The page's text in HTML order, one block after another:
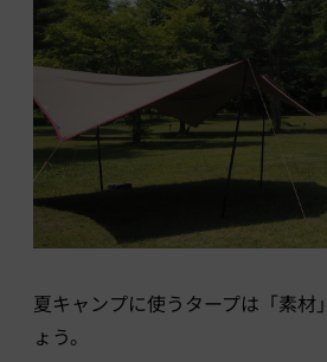
夏キャンプに使うタープは「素材
ょう。